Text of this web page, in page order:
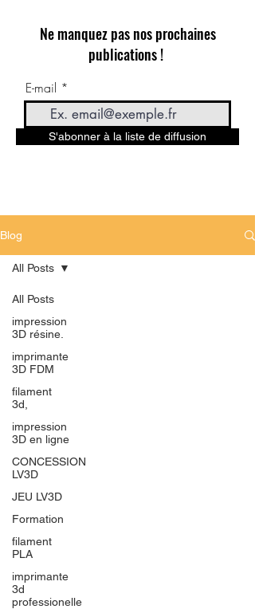
Ne manquez pas nos prochaines
publications !
E-mail
S'abonner à la liste de diffusion
Blog
All Posts
impression
3D résine.
imprimante
3D FDM
filament
3d,
impression
3D en ligne
CONCESSION
LV3D
JEU LV3D
Formation
filament
PLA
imprimante
3d
professionelle
All Posts